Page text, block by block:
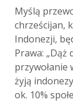
Myślą
chrześcijan,
Indonezji,
Prawa: „Dąż
przywołanie
żyją
ok. 10%